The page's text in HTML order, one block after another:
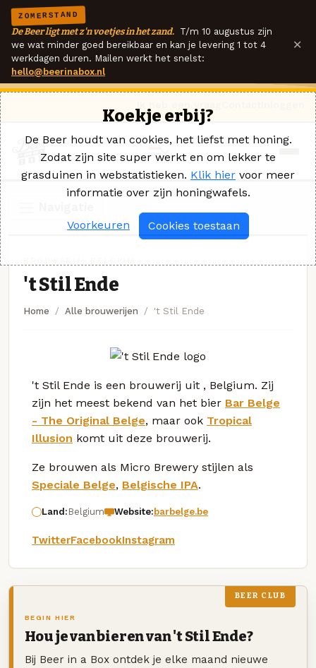
ZOMERSTAND
De Beer ligt met z'n voetjes in het zand. T/m 10 augustus zijn
we wat minder goed bereikbaar en kan je levering 1 tot 4
werkdagen duren. Mailen werkt het snelst:
hello@beerinabox.nl
×
't Stil Ende
Home Alle brouwerijen 't Stil Ende
't Stil Ende is een brouwerij uit , Belgium. Zij
zijn het meest bekend van het bier Bar Belge
- The Original Belge, maar ook Tropical
Illusion komt uit deze brouwerij.
Ze brouwen als Micro Brewery stijlen als
Speciale Belge, Belgische IPA.
Land: Belgium Website: barbelge.be
TwitterFacebookInstagram
BEER CLUB
BEGIN HIER
Hou je van bieren van 't Stil Ende?
Bij Beer in a Box ontdek je elke maand nieuwe
Koekje erbij?
De Beer houdt van cookies, het liefst met honing.
Zodat zijn site super werkt en om lekker te
grasduinen in webstatistieken. Klik hier voor meer
informatie over zijn honingwafels.
Voorkeuren Cookies toestaan